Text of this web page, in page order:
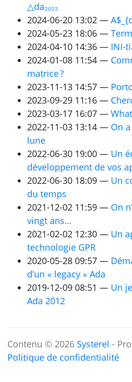
△da₂₀₂₂
2024-06-20 13:02
2024-05-23 18:06
2024-04-10 14:36
INI-
2024-01-08 11:54
matrice ?
2023-11-13 14:57
2023-09-29 11:16
2023-03-17 16:07
2022-11-03 13:14
On
lune
2022-06-30 19:00
Un
développement de vos
2022-06-30 18:09
Un
du temps
2021-12-02 11:59
On
vingt ans…
2021-02-02 12:30
Un
technologie GPR
2020-05-28 09:57
d’un « legacy » Ada
2019-12-09 08:51
Un
Ada 2012
Contenu © 2026 Systerel -
Politique de confidentialité